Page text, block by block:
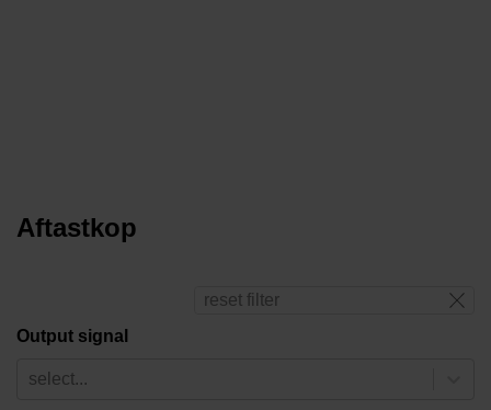
Aftastkop
reset filter
Output signal
select...